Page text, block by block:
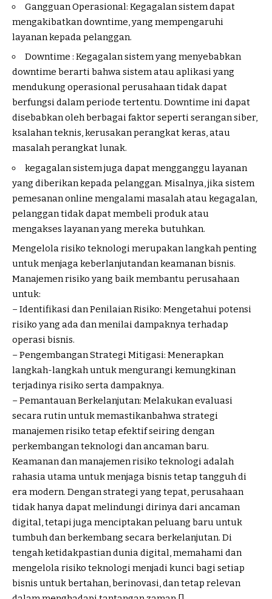
Gangguan Operasional: Kegagalan sistem dapat
mengakibatkan downtime, yang mempengaruhi
layanan kepada pelanggan.
Downtime : Kegagalan sistem yang menyebabkan
downtime berarti bahwa sistem atau aplikasi yang
mendukung operasional perusahaan tidak dapat
berfungsi dalam periode tertentu. Downtime ini dapat
disebabkan oleh berbagai faktor seperti serangan siber,
ksalahan teknis, kerusakan perangkat keras, atau
masalah perangkat lunak.
kegagalan sistem juga dapat mengganggu layanan
yang diberikan kepada pelanggan. Misalnya, jika sistem
pemesanan online mengalami masalah atau kegagalan,
pelanggan tidak dapat membeli produk atau
mengakses layanan yang mereka butuhkan.
Mengelola risiko teknologi merupakan langkah penting
untuk menjaga keberlanjutandan keamanan bisnis.
Manajemen risiko yang baik membantu perusahaan
untuk:
– Identifikasi dan Penilaian Risiko: Mengetahui potensi
risiko yang ada dan menilai dampaknya terhadap
operasi bisnis.
– Pengembangan Strategi Mitigasi: Menerapkan
langkah-langkah untuk mengurangi kemungkinan
terjadinya risiko serta dampaknya.
– Pemantauan Berkelanjutan: Melakukan evaluasi
secara rutin untuk memastikanbahwa strategi
manajemen risiko tetap efektif seiring dengan
perkembangan teknologi dan ancaman baru.
Keamanan dan manajemen risiko teknologi adalah
rahasia utama untuk menjaga bisnis tetap tangguh di
era modern. Dengan strategi yang tepat, perusahaan
tidak hanya dapat melindungi dirinya dari ancaman
digital, tetapi juga menciptakan peluang baru untuk
tumbuh dan berkembang secara berkelanjutan. Di
tengah ketidakpastian dunia digital, memahami dan
mengelola risiko teknologi menjadi kunci bagi setiap
bisnis untuk bertahan, berinovasi, dan tetap relevan